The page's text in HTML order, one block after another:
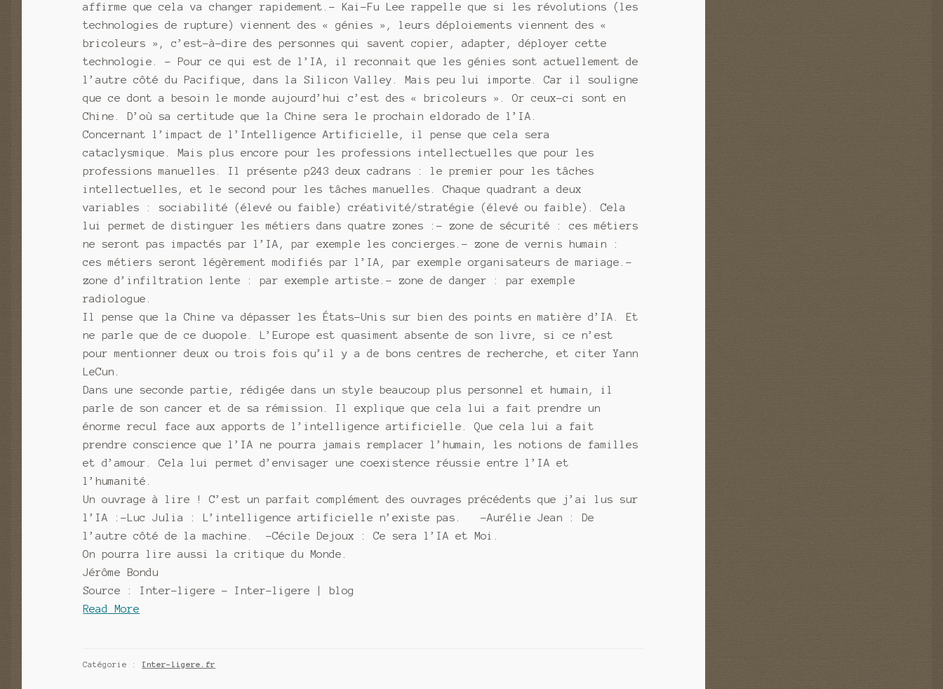
affirme que cela va changer rapidement.- Kai-Fu Lee rappelle que si les révolutions (les
technologies de rupture) viennent des « génies », leurs déploiements viennent des «
bricoleurs », c’est-à-dire des personnes qui savent copier, adapter, déployer cette
technologie. – Pour ce qui est de l’IA, il reconnait que les génies sont actuellement de
l’autre côté du Pacifique, dans la Silicon Valley. Mais peu lui importe. Car il souligne
que ce dont a besoin le monde aujourd’hui c’est des « bricoleurs ». Or ceux-ci sont en
Chine. D’où sa certitude que la Chine sera le prochain eldorado de l’IA.
Concernant l’impact de l’Intelligence Artificielle, il pense que cela sera
cataclysmique. Mais plus encore pour les professions intellectuelles que pour les
professions manuelles. Il présente p243 deux cadrans : le premier pour les tâches
intellectuelles, et le second pour les tâches manuelles. Chaque quadrant a deux
variables : sociabilité (élevé ou faible) créativité/stratégie (élevé ou faible). Cela
lui permet de distinguer les métiers dans quatre zones :- zone de sécurité : ces métiers
ne seront pas impactés par l’IA, par exemple les concierges.- zone de vernis humain :
ces métiers seront légèrement modifiés par l’IA, par exemple organisateurs de mariage.-
zone d’infiltration lente : par exemple artiste.- zone de danger : par exemple
radiologue.
Il pense que la Chine va dépasser les États-Unis sur bien des points en matière d’IA. Et
ne parle que de ce duopole. L’Europe est quasiment absente de son livre, si ce n’est
pour mentionner deux ou trois fois qu’il y a de bons centres de recherche, et citer Yann
LeCun.
Dans une seconde partie, rédigée dans un style beaucoup plus personnel et humain, il
parle de son cancer et de sa rémission. Il explique que cela lui a fait prendre un
énorme recul face aux apports de l’intelligence artificielle. Que cela lui a fait
prendre conscience que l’IA ne pourra jamais remplacer l’humain, les notions de familles
et d’amour. Cela lui permet d’envisager une coexistence réussie entre l’IA et
l’humanité.
Un ouvrage à lire ! C’est un parfait complément des ouvrages précédents que j’ai lus sur
l’IA :-Luc Julia : L’intelligence artificielle n’existe pas. -Aurélie Jean : De
l’autre côté de la machine. -Cécile Dejoux : Ce sera l’IA et Moi.
On pourra lire aussi la critique du Monde.
Jérôme Bondu
Source : Inter-ligere – Inter-ligere | blog
Read More
Catégorie : Inter-ligere.fr